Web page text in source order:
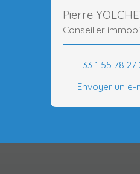
Pierre
Conseiller
+33 1 55 78 27
Envoyer un e-